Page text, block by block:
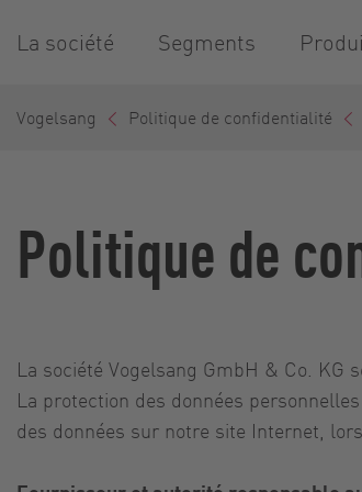
La société Segments
Vogelsang Politique de confidentialité
Politique de
La société Vogelsang GmbH & Co. KG
La protection des données
des données sur notre site Internet,